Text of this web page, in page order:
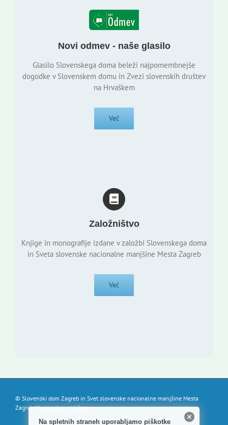
Novi odmev - naše glasilo
Glasilo Slovenskega doma beleži najpomembnejše
dogodke v Slovenskem domu in Zvezi slovenskih društev
na Hrvaškem
Več
Založništvo
Knjige in monografije izdane v založbi Slovenskega doma
in Sveta slovenske nacionalne manjšine Mesta Zagreb
Več
© Slovenski dom Zagreb in Svet slovenske nacionalne manjšine Mesta
Zagreb. Vse pravice pridržane.
Na spletnih straneh uporabljamo piškotke